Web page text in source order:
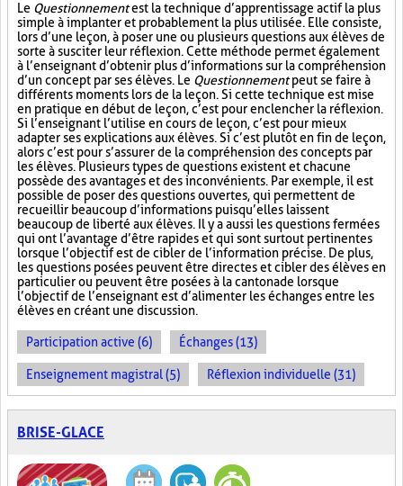
Le Questionnementest la technique d’apprentissage actif la plus
simple à implanter et probablement la plus utilisée. Elle consiste,
lors d’une leçon, à poser une ou plusieurs questions aux élèves de
sorte à susciter leur réflexion. Cette méthode permet également
à l’enseignant d’obtenir plus d’informations sur la compréhension
d’un concept par ses élèves. Le Questionnementpeut se faire à
différents moments lors de la leçon. Si cette technique est mise
en pratique en début de leçon, c’est pour enclencher la réflexion.
Si l’enseignant l’utilise en cours de leçon, c’est pour mieux
adapter ses explications aux élèves. Si c’est plutôt en fin de leçon,
alors c’est pour s’assurer de la compréhension des concepts par
les élèves. Plusieurs types de questions existent et chacune
possède des avantages et des inconvénients. Par exemple, il est
possible de poser des questions ouvertes, qui permettent de
recueillir beaucoup d’informations puisqu’elles laissent
beaucoup de liberté aux élèves. Il y a aussi les questions fermées
qui ont l’avantage d’être rapides et qui sont surtout pertinentes
lorsque l’objectif est de cibler de l’information précise. De plus,
les questions posées peuvent être directes et cibler des élèves en
particulier ou peuvent être posées à la cantonade lorsque
l’objectif de l’enseignant est d’alimenter les échanges entre les
élèves en créant une discussion.
Participation active (6) Échanges (13)
Enseignement magistral (5) Réflexion individuelle (31)
BRISE-GLACE